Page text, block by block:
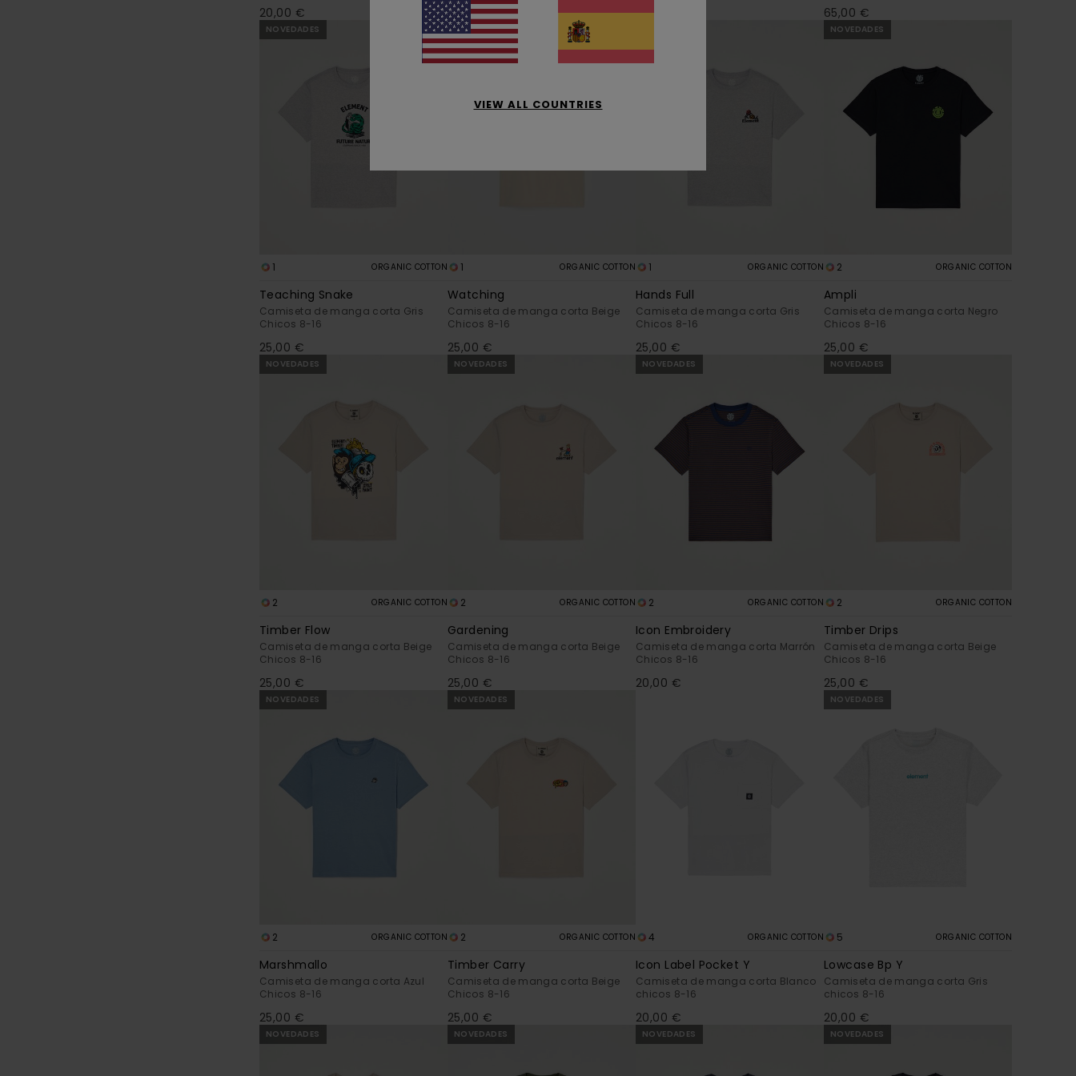
20,00 € 25,00 € 25,00 € 65,00 €
NOVEDADES
1 ORGANIC COTTON
Teaching Snake
Camiseta de manga corta Gris
Chicos 8-16
25,00 €
NOVEDADES
1 ORGANIC COTTON
Watching
Camiseta de manga corta Beige
Chicos 8-16
25,00 €
1 ORGANIC COTTON
Hands Full
Camiseta de manga corta Gris
Chicos 8-16
25,00 €
NOVEDADES
2 ORGANIC COTTON
Ampli
Camiseta de manga corta Negro
Chicos 8-16
25,00 €
NOVEDADES
2 ORGANIC COTTON
Timber Flow
Camiseta de manga corta Beige
Chicos 8-16
25,00 €
NOVEDADES
2 ORGANIC COTTON
Gardening
Camiseta de manga corta Beige
Chicos 8-16
25,00 €
NOVEDADES
2 ORGANIC COTTON
Icon Embroidery
Camiseta de manga corta Marrón
Chicos 8-16
20,00 €
NOVEDADES
2 ORGANIC COTTON
Timber Drips
Camiseta de manga corta Beige
Chicos 8-16
25,00 €
NOVEDADES
2 ORGANIC COTTON
Marshmallo
Camiseta de manga corta Azul
Chicos 8-16
25,00 €
NOVEDADES
2 ORGANIC COTTON
Timber Carry
Camiseta de manga corta Beige
Chicos 8-16
25,00 €
4 ORGANIC COTTON
Icon Label Pocket Y
Camiseta de manga corta Blanco
chicos 8-16
20,00 €
NOVEDADES
5 ORGANIC COTTON
Lowcase Bp Y
Camiseta de manga corta Gris
chicos 8-16
20,00 €
NOVEDADES NOVEDADES NOVEDADES NOVEDADES
VIEW ALL COUNTRIES